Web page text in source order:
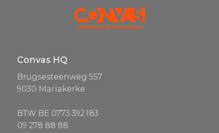
Convas HQ
Brugsesteenweg 557
9030 Mariakerke
BTW BE 0773.392.183
09 278 88 88